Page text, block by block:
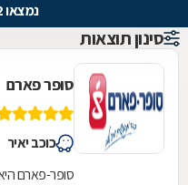
נמצאו 2 בתי מרקחת
סינון תוצאות
סופר פארם
כוכב יאיר
סופר-פארם